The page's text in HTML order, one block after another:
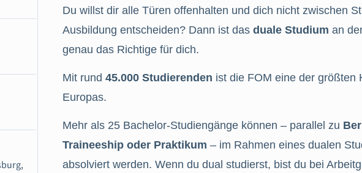
Du willst dir alle Türen offenhalten und dich nicht zwischen
Ausbildung entscheiden? Dann ist das duale Studium an
genau das Richtige für dich.
Mit rund 45.000 Studierenden ist die FOM eine der größten
Europas.
Mehr als 25 Bachelor-Studiengänge können – parallel zu
Traineeship oder Praktikum – im Rahmen eines dualen
absolviert werden. Wenn du dual studierst, bist du bei